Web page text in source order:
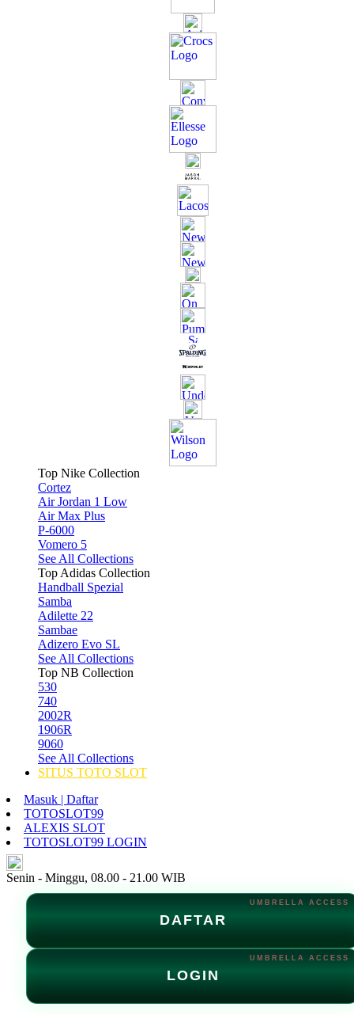
Top Nike Collection
Cortez
Air Jordan 1 Low
Air Max Plus
P-6000
Vomero 5
See All Collections
Top Adidas Collection
Handball Spezial
Samba
Adilette 22
Sambae
Adizero Evo SL
See All Collections
Top NB Collection
530
740
2002R
1906R
9060
See All Collections
SITUS TOTO SLOT
Masuk | Daftar
TOTOSLOT99
ALEXIS SLOT
TOTOSLOT99 LOGIN
Senin - Minggu, 08.00 - 21.00 WIB
DAFTAR
LOGIN